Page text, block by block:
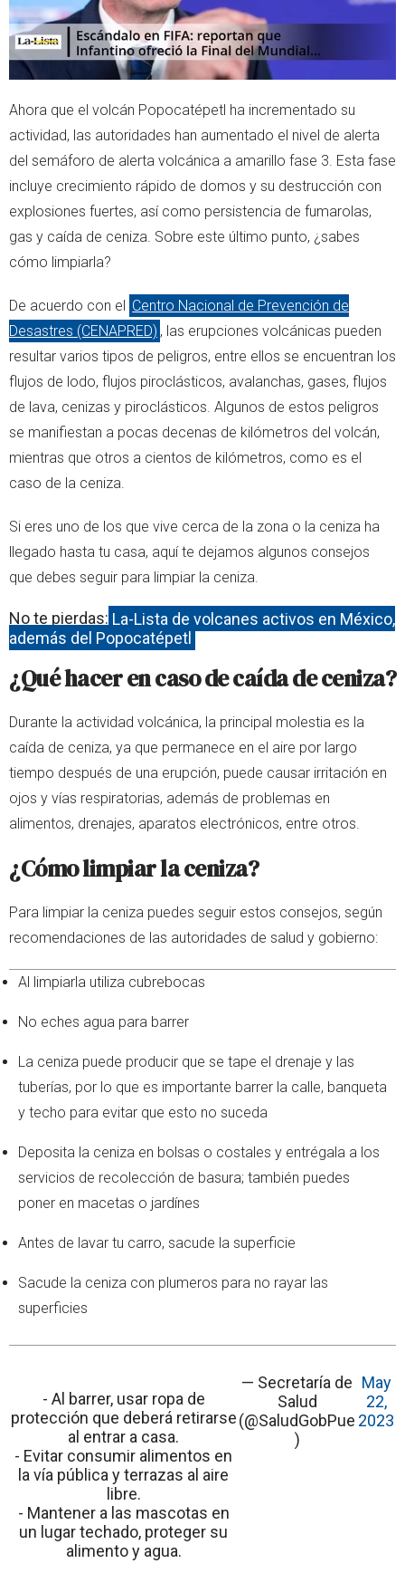
Ahora que el volcán Popocatépetl ha incrementado su
actividad, las autoridades han aumentado el nivel de alerta
del semáforo de alerta volcánica a amarillo fase 3. Esta fase
incluye crecimiento rápido de domos y su destrucción con
explosiones fuertes, así como persistencia de fumarolas,
gas y caída de ceniza. Sobre este último punto, ¿sabes
cómo limpiarla?
De acuerdo con el Centro Nacional de Prevención de
Desastres (CENAPRED) , las erupciones volcánicas pueden
resultar varios tipos de peligros, entre ellos se encuentran los
flujos de lodo, flujos piroclásticos, avalanchas, gases, flujos
de lava, cenizas y piroclásticos. Algunos de estos peligros
se manifiestan a pocas decenas de kilómetros del volcán,
mientras que otros a cientos de kilómetros, como es el
caso de la ceniza.
Si eres uno de los que vive cerca de la zona o la ceniza ha
llegado hasta tu casa, aquí te dejamos algunos consejos
que debes seguir para limpiar la ceniza.
No te pierdas: La-Lista de volcanes activos en México,
además del Popocatépetl
¿Qué hacer en caso de caída de ceniza?
Durante la actividad volcánica, la principal molestia es la
caída de ceniza, ya que permanece en el aire por largo
tiempo después de una erupción, puede causar irritación en
ojos y vías respiratorias, además de problemas en
alimentos, drenajes, aparatos electrónicos, entre otros.
¿Cómo limpiar la ceniza?
Para limpiar la ceniza puedes seguir estos consejos, según
recomendaciones de las autoridades de salud y gobierno:
Al limpiarla utiliza cubrebocas
No eches agua para barrer
La ceniza puede producir que se tape el drenaje y las
tuberías, por lo que es importante barrer la calle, banqueta
y techo para evitar que esto no suceda
Deposita la ceniza en bolsas o costales y entrégala a los
servicios de recolección de basura; también puedes
poner en macetas o jardínes
Antes de lavar tu carro, sacude la superficie
Sacude la ceniza con plumeros para no rayar las
superficies
- Al barrer, usar ropa de
protección que deberá retirarse
al entrar a casa.
- Evitar consumir alimentos en
la vía pública y terrazas al aire
libre.
- Mantener a las mascotas en
un lugar techado, proteger su
alimento y agua.
— Secretaría de
Salud
(@SaludGobPue
)
May
22,
2023